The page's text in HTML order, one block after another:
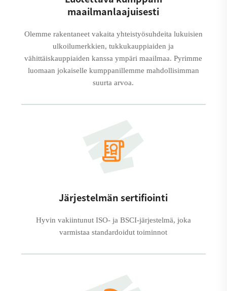
maailmanlaajuisesti
Olemme rakentaneet vakaita yhteistyösuhdeita lukuisien
ulkoilumerkkien, tukkukauppiaiden ja
vähittäiskauppiaiden kanssa ympäri maailmaa. Pyrimme
luomaan jokaiselle kumppanillemme mahdollisimman
suurta arvoa.
Järjestelmän sertifiointi
Hyvin vakiintunut ISO- ja BSCI-järjestelmä, joka
varmistaa standardoidut toiminnot